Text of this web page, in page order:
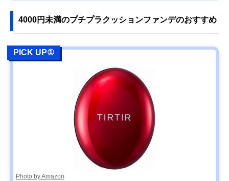
4000円未満のプチプラクッションファンデのおすすめ
PICK UP①
Photo by Amazon